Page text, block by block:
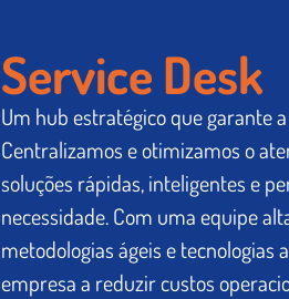
Service Desk
Um hub estratégico que garante
Centralizamos e otimizamos o
soluções rápidas, inteligentes e
necessidade. Com uma equipe
metodologias ágeis e tecnologias
empresa a reduzir custos